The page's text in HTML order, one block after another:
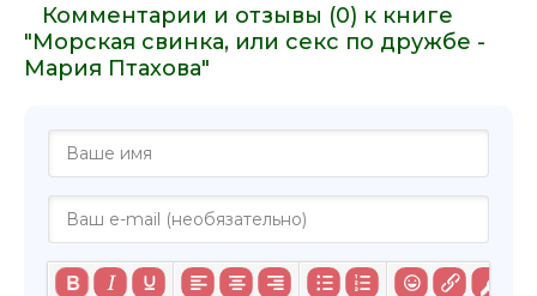
Комментарии и отзывы (0) к книге
"Морская свинка, или секс по дружбе -
Мария Птахова"